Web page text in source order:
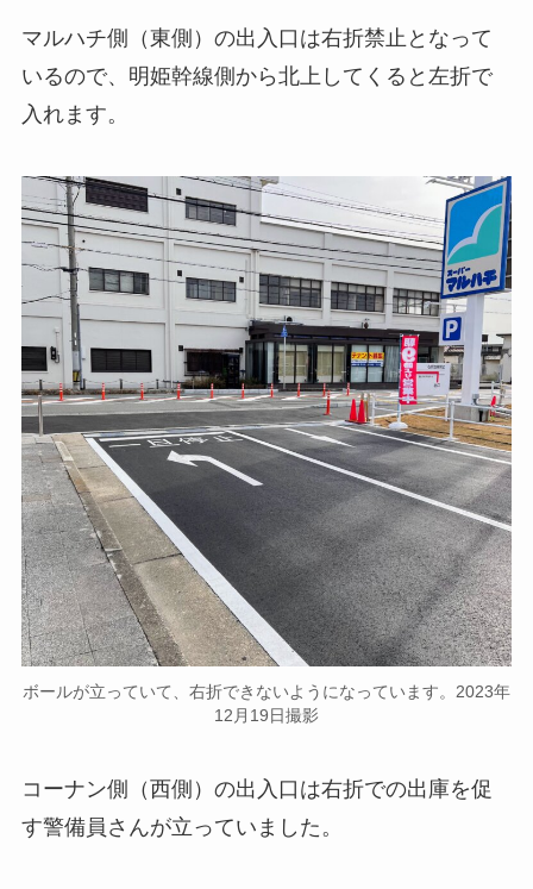
マルハチ側（東側）の出入口は右折禁止となって
いるので、明姫幹線側から北上してくると左折で
入れます。
ボールが立っていて、右折できないようになっています。2023年
12月19日撮影
コーナン側（西側）の出入口は右折での出庫を促
す警備員さんが立っていました。